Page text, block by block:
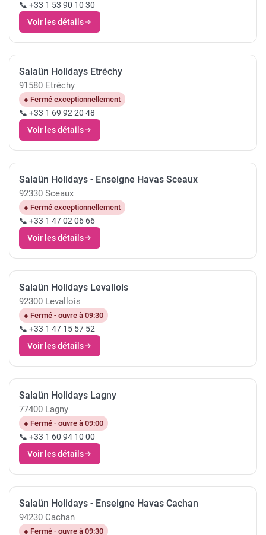
📞 +33 1 53 90 10 30
Voir les détails
Salaün Holidays Etréchy
91580 Etréchy
● Fermé exceptionnellement
📞 +33 1 69 92 20 48
Voir les détails
Salaün Holidays - Enseigne Havas Sceaux
92330 Sceaux
● Fermé exceptionnellement
📞 +33 1 47 02 06 66
Voir les détails
Salaün Holidays Levallois
92300 Levallois
● Fermé - ouvre à 09:30
📞 +33 1 47 15 57 52
Voir les détails
Salaün Holidays Lagny
77400 Lagny
● Fermé - ouvre à 09:00
📞 +33 1 60 94 10 00
Voir les détails
Salaün Holidays - Enseigne Havas Cachan
94230 Cachan
● Fermé - ouvre à 09:30